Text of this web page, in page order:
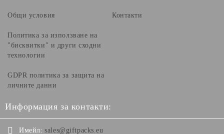
Общи условия
Политика за използване на
"бисквитки" и други сходни
технологии
GDPR политика за защита на
личните данни
Контакти
Информация за контакти:
Имейл: sales@giftpacks.eu